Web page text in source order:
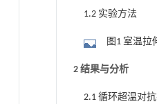
（质量分数/%
1.2 实验方法
图1 室温拉
2 结果与分析
2.1 循环超温对